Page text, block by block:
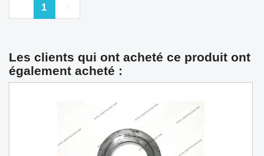
Précédent
1
Les clients qui ont acheté ce produit ont
également acheté :